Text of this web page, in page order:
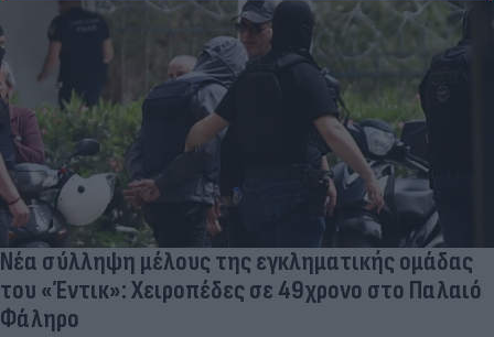
Νέα σύλληψη μέλους της εγκληματικής ομάδας
του «Έντικ»: Χειροπέδες σε 49χρονο στο Παλαιό
Φάληρο